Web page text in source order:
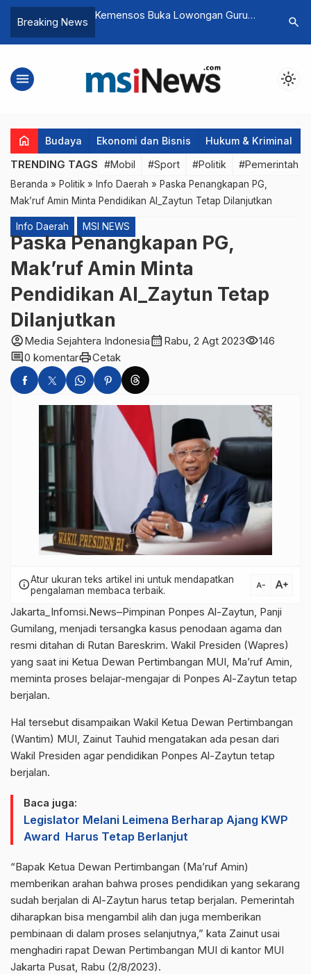
Breaking News
Kembali Ngadu ke Gubernur DKI,
Skandal
dalam
search
menu light_mode
home Budaya Ekonomi dan Bisnis Hukum & Kriminal
TRENDING TAGS #Mobil #Sport #Politik #Pemerintah
Beranda » Politik » Info Daerah » Paska Penangkapan PG,
Mak’ruf Amin Minta Pendidikan Al_Zaytun Tetap Dilanjutkan
Info Daerah MSI NEWS
Paska Penangkapan PG,
Mak’ruf Amin Minta
Pendidikan Al_Zaytun Tetap
Dilanjutkan
account_circleMedia Sejahtera Indonesiacalendar_month Rabu, 2 Agt 2023visibility146
comment0 komentarprintCetak
infoAtur ukuran teks artikel ini untuk mendapatkan
pengalaman membaca terbaik.
text_decrease text_increase
Jakarta_Infomsi.News–Pimpinan Ponpes Al-Zaytun, Panji
Gumilang, menjadi tersangka kasus penodaan agama dan
resmi ditahan di Rutan Bareskrim. Wakil Presiden (Wapres)
yang saat ini Ketua Dewan Pertimbangan MUI, Ma’ruf Amin,
meminta proses belajar-mengajar di Ponpes Al-Zaytun tetap
berjalan.
Hal tersebut disampaikan Wakil Ketua Dewan Pertimbangan
(Wantim) MUI, Zainut Tauhid mengatakan ada pesan dari
Wakil Presiden agar pendidikan Ponpes Al-Zaytun tetap
berjalan.
Baca juga:
Legislator Melani Leimena Berharap Ajang KWP
Award Harus Tetap Berlanjut
“Bapak Ketua Dewan Pertimbangan (Ma’ruf Amin)
memberikan arahan bahwa proses pendidikan yang sekarang
sudah berjalan di Al-Zaytun harus tetap berjalan. Pemerintah
diharapkan bisa mengambil alih dan juga memberikan
pembinaan di dalam proses selanjutnya,” kata Zainut usai
menghadiri rapat Dewan Pertimbangan MUI di kantor MUI
Jakarta Pusat, Rabu (2/8/2023).